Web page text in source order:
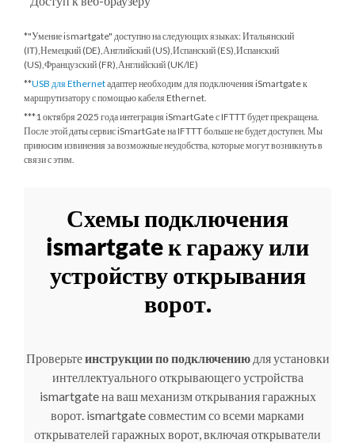
*"Умение ismartgate" доступно на следующих языках: Итальянский
(IT),Немецкий (DE),Английский (US),Испанский (ES),Испанский
(US),Французский (FR),Английский (UK/IE)
**USB для Ethernetадаптер необходим для подключения iSmartgate к
маршрутизатору с помощью кабеля Ethernet.
***1 октября 2025 годаинтеграция iSmartGate с IFTTT будет прекращена.
После этой даты сервис iSmartGate на IFTTT больше не будет доступен. Мы
приносим извинения за возможные неудобства, которые могут возникнуть в
связи с этим.
Схемы подключения
ismartgate к гаражу или
устройству открывания
ворот.
Проверьтеинструкции по подключениюдля установки
интеллектуального открывающего устройства
ismartgate на ваш механизм открывания гаражных
ворот. ismartgate совместим со всеми марками
открывателей гаражных ворот, включая открыватели